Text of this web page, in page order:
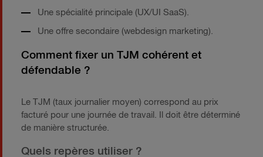
Une spécialité principale (UX/UI SaaS).
Une offre secondaire (webdesign marketing).
Comment fixer un TJM cohérent et
défendable ?
Le TJM (taux journalier moyen) correspond au prix
facturé pour une journée de travail. Il doit être déterminé
de manière structurée.
Quels repères utiliser ?